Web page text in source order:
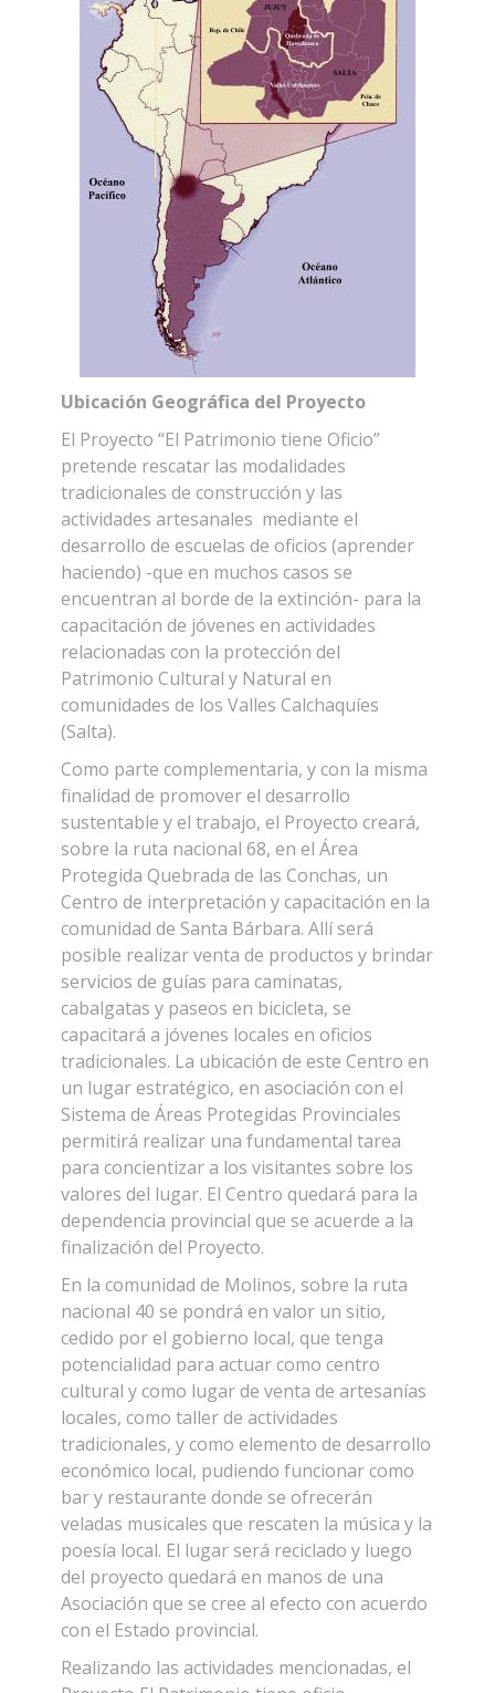
Ubicación Geográfica del Proyecto
El Proyecto “El Patrimonio tiene Oficio”
pretende rescatar las modalidades
tradicionales de construcción y las
actividades artesanales mediante el
desarrollo de escuelas de oficios (aprender
haciendo) -que en muchos casos se
encuentran al borde de la extinción- para la
capacitación de jóvenes en actividades
relacionadas con la protección del
Patrimonio Cultural y Natural en
comunidades de los Valles Calchaquíes
(Salta).
Como parte complementaria, y con la misma
finalidad de promover el desarrollo
sustentable y el trabajo, el Proyecto creará,
sobre la ruta nacional 68, en el Área
Protegida Quebrada de las Conchas, un
Centro de interpretación y capacitación en la
comunidad de Santa Bárbara. Allí será
posible realizar venta de productos y brindar
servicios de guías para caminatas,
cabalgatas y paseos en bicicleta, se
capacitará a jóvenes locales en oficios
tradicionales. La ubicación de este Centro en
un lugar estratégico, en asociación con el
Sistema de Áreas Protegidas Provinciales
permitirá realizar una fundamental tarea
para concientizar a los visitantes sobre los
valores del lugar. El Centro quedará para la
dependencia provincial que se acuerde a la
finalización del Proyecto.
En la comunidad de Molinos, sobre la ruta
nacional 40 se pondrá en valor un sitio,
cedido por el gobierno local, que tenga
potencialidad para actuar como centro
cultural y como lugar de venta de artesanías
locales, como taller de actividades
tradicionales, y como elemento de desarrollo
económico local, pudiendo funcionar como
bar y restaurante donde se ofrecerán
veladas musicales que rescaten la música y la
poesía local. El lugar será reciclado y luego
del proyecto quedará en manos de una
Asociación que se cree al efecto con acuerdo
con el Estado provincial.
Realizando las actividades mencionadas, el